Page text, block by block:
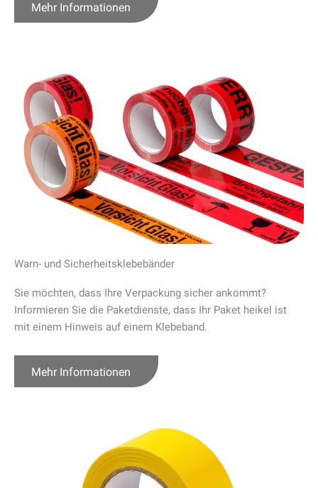
Mehr Informationen
Warn- und Sicherheitsklebebänder
Sie möchten, dass Ihre Verpackung sicher ankommt?
Informieren Sie die Paketdienste, dass Ihr Paket heikel ist
mit einem Hinweis auf einem Klebeband.
Mehr Informationen